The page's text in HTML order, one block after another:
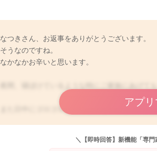
なつきさん、お返事をありがとうございます。
そうなのですね。
なかなかお辛いと思います。
また日中にゴロゴロと床の上で遊んでもらい
よかったらお試しになってみてください。
アプ
＼【即時回答】新機能「専